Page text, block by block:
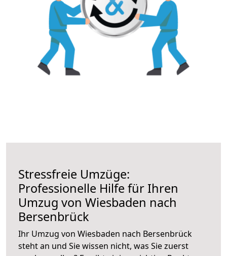
Stressfreie Umzüge:
Professionelle Hilfe für Ihren
Umzug von Wiesbaden nach
Bersenbrück
Ihr Umzug von Wiesbaden nach Bersenbrück
steht an und Sie wissen nicht, was Sie zuerst